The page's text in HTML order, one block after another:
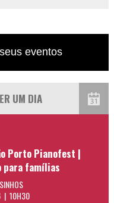
eventos
Porto Pianofest |
para famílias
| 10H30